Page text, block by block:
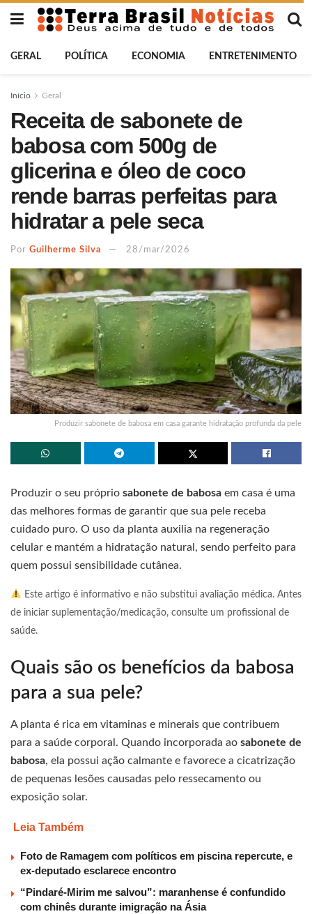
GERAL POLÍTICA ECONOMIA ENTRETENIMENTO
Início Geral
Receita de sabonete de
babosa com 500g de
glicerina e óleo de coco
rende barras perfeitas para
hidratar a pele seca
Por Guilherme Silva 28/mar/2026
Produzir sabonete de babosa em casa garante hidratação profunda da pele
Produzir o seu próprio sabonete de babosa em casa é uma
das melhores formas de garantir que sua pele receba
cuidado puro. O uso da planta auxilia na regeneração
celular e mantém a hidratação natural, sendo perfeito para
quem possui sensibilidade cutânea.
Este artigo é informativo e não substitui avaliação médica. Antes
de iniciar suplementação/medicação, consulte um profissional de
saúde.
Quais são os benefícios da babosa
para a sua pele?
A planta é rica em vitaminas e minerais que contribuem
para a saúde corporal. Quando incorporada ao sabonete de
babosa, ela possui ação calmante e favorece a cicatrização
de pequenas lesões causadas pelo ressecamento ou
exposição solar.
Leia Também
Foto de Ramagem com políticos em piscina repercute, e
ex-deputado esclarece encontro
“Pindaré-Mirim me salvou”: maranhense é confundido
com chinês durante imigração na Ásia